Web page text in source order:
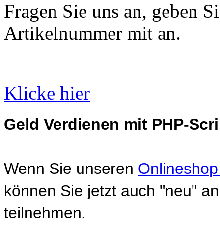
Fragen Sie uns an, geben
Artikelnummer mit an.
Klicke hier
Geld Verdienen mit PHP-
Wenn Sie unseren
können Sie jetzt auch "neu"
teilnehmen.